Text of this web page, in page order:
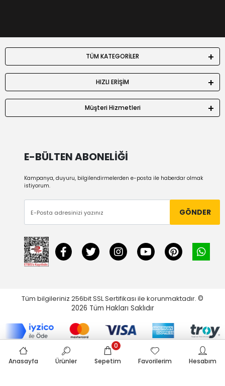
TÜM KATEGORİLER
HIZLI ERİŞİM
Müşteri Hizmetleri
E-BÜLTEN ABONELİĞİ
Kampanya, duyuru, bilgilendirmelerden e-posta ile haberdar olmak
istiyorum.
GÖNDER
Tüm bilgileriniz 256bit SSL Sertifikası ile korunmaktadır. ©
2026 Tüm Hakları Saklıdır
Anasayfa Ürünler Sepetim
0
Favorilerim
Hesabım